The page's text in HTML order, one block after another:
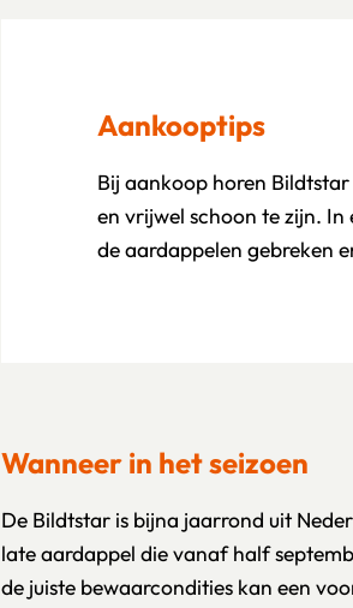
Aankooptips
Bij aankoop horen
en vrijwel schoon te zijn. In
de aardappelen gebreken
Wanneer in het seizoen
De Bildtstar is bijna jaarrond uit
late aardappel die vanaf half
de juiste bewaarcondities kan een